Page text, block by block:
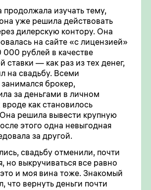
продолжала изучать тему,
уже решила действовать
дилерскую контору. Она
на сайте «с лицензией»
000 рублей в качестве
ставки — как раз из тех денег,
на свадьбу. Всеми
брокер,
за деньгами в личном
вроде как становилось
решила вывести крупную
этого одна невыгодная
за другой.
свадьбу отменили, почти
но выкручиваться все равно
и моя вина тоже. Знакомый
что вернуть деньги почти